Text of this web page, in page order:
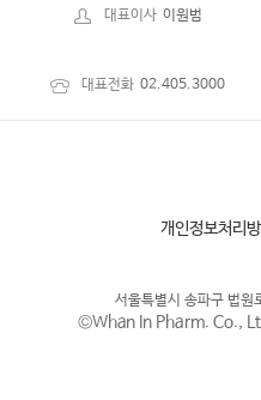
대표이사 이원범
대표전화 02.405.3000
개인정보처리
서울특별시 송파구 법
©Whan In Pharm. Co.,